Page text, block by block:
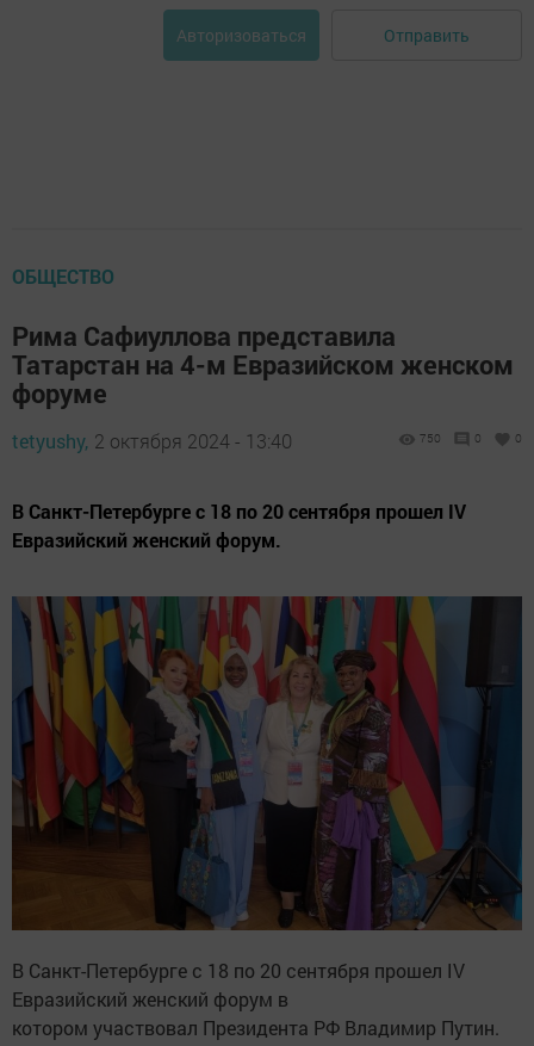
Авторизоваться Отправить
ОБЩЕСТВО
Рима Сафиуллова представила
Татарстан на 4-м Евразийском женском
форуме
tetyushy, 2 октября 2024 - 13:40 750 0 0
В Санкт-Петербурге с 18 по 20 сентября прошел IV
Евразийский женский форум.
В Санкт-Петербурге с 18 по 20 сентября прошел IV
Евразийский женский форум в
котором участвовал Президента РФ Владимир Путин.